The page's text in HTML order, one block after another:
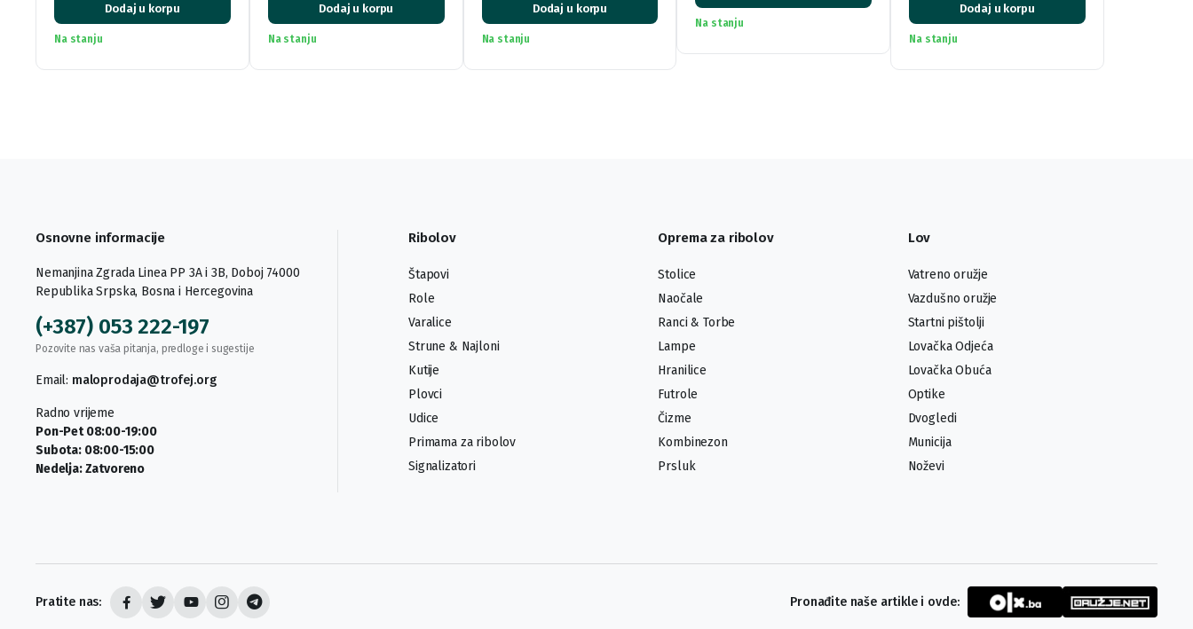
Dodaj u korpu
Na stanju
Dodaj u korpu
Na stanju
Dodaj u korpu
Na stanju
Na stanju
Dodaj u korpu
Na stanju
Osnovne informacije
Nemanjina Zgrada Linea PP 3A i 3B, Doboj 74000
Republika Srpska, Bosna i Hercegovina
(+387) 053 222-197
Pozovite nas vaša pitanja, predloge i sugestije
Email: maloprodaja@trofej.org
Radno vrijeme
Pon-Pet 08:00-19:00
Subota: 08:00-15:00
Nedelja: Zatvoreno
Ribolov
Štapovi
Role
Varalice
Strune & Najloni
Kutije
Plovci
Udice
Primama za ribolov
Signalizatori
Oprema za ribolov
Stolice
Naočale
Ranci & Torbe
Lampe
Hranilice
Futrole
Čizme
Kombinezon
Prsluk
Lov
Vatreno oružje
Vazdušno oružje
Startni pištolji
Lovačka Odjeća
Lovačka Obuća
Optike
Dvogledi
Municija
Noževi
Pratite nas: Pronađite naše artikle i ovde: